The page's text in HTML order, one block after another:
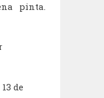
pinta.
13 de